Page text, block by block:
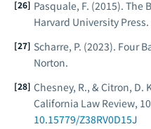
Pasquale, F. (2015). The
Harvard University Press.
Scharre, P. (2023). Four
Norton.
Chesney, R., & Citron, D.
California Law Review,
10.15779/Z38RV0D15J